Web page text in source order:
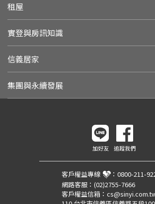
租屋
實登與房訊知識
信義居家
集團與永續發展
加好友 追蹤我們
客戶權益專線 ： 0800-211-
網路客服： (02)2755-7666
客戶權益信箱：